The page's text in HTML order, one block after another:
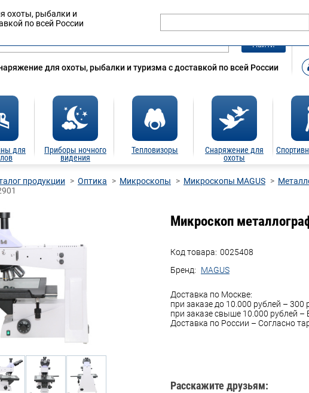
Доставка
Найти
для охоты, рыбалки и туризма с доставкой по всей России
для
Приборы ночного
видения
Тепловизоры
Снаряжение для
охоты
охоты, рыбалки и
по всей России
продукции Оптика Микроскопы Микроскопы MAGUS
Микроскоп
Код товара: 0025408
Бренд:
MAGUS
Доставка по Москве:
при заказе до 10.000 рублей – 300
при заказе свыше 10.000 рублей –
Доставка по России – Согласно
Расскажите друзьям: